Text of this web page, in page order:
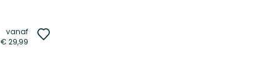
vanaf
€ 29,99
Voeg